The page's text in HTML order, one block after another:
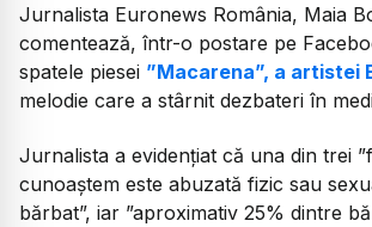
Jurnalista Euronews România, Maia
comentează, într-o postare pe
spatele piesei ”Macarena”, a artistei
melodie care a stârnit dezbateri în
Jurnalista a evidențiat că una din trei
cunoaștem este abuzată fizic sau
bărbat”, iar ”aproximativ 25% dintre